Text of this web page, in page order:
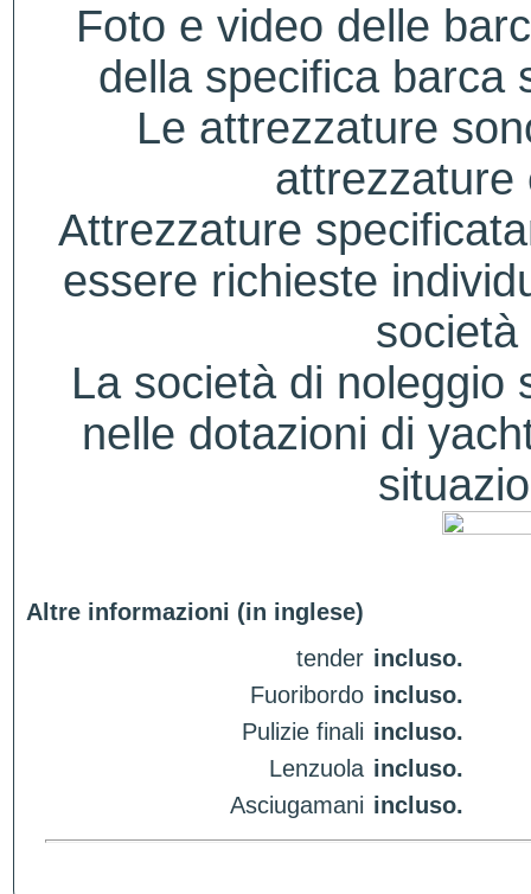
Foto e video delle
della specifica barca
Le attrezzature
attrezzature
Attrezzature
essere richieste
La società di noleggio
nelle dotazioni di
Altre informazioni (in inglese)
tender incluso.
Fuoribordo incluso.
Pulizie finali incluso.
Lenzuola incluso.
Asciugamani incluso.